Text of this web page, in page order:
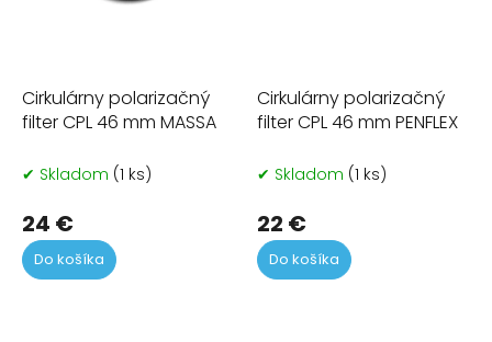
Cirkulárny polarizačný
filter CPL 46 mm MASSA
✔ Skladom (1 ks)
24 €
Do košíka
Cirkulárny polarizačný
filter CPL 46 mm PENFLEX
✔ Skladom (1 ks)
22 €
Do košíka